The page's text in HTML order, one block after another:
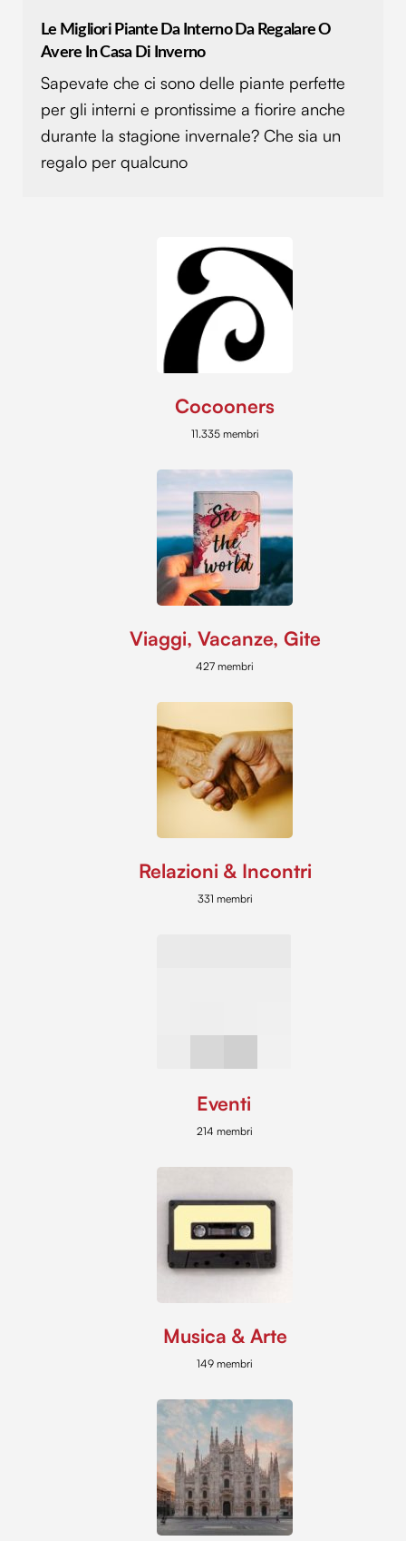
Le Migliori Piante Da Interno Da Regalare O
Avere In Casa Di Inverno
Sapevate che ci sono delle piante perfette
per gli interni e prontissime a fiorire anche
durante la stagione invernale? Che sia un
regalo per qualcuno
Cocooners
11.335 membri
Viaggi, Vacanze, Gite
427 membri
Relazioni & Incontri
331 membri
Eventi
214 membri
Musica & Arte
149 membri